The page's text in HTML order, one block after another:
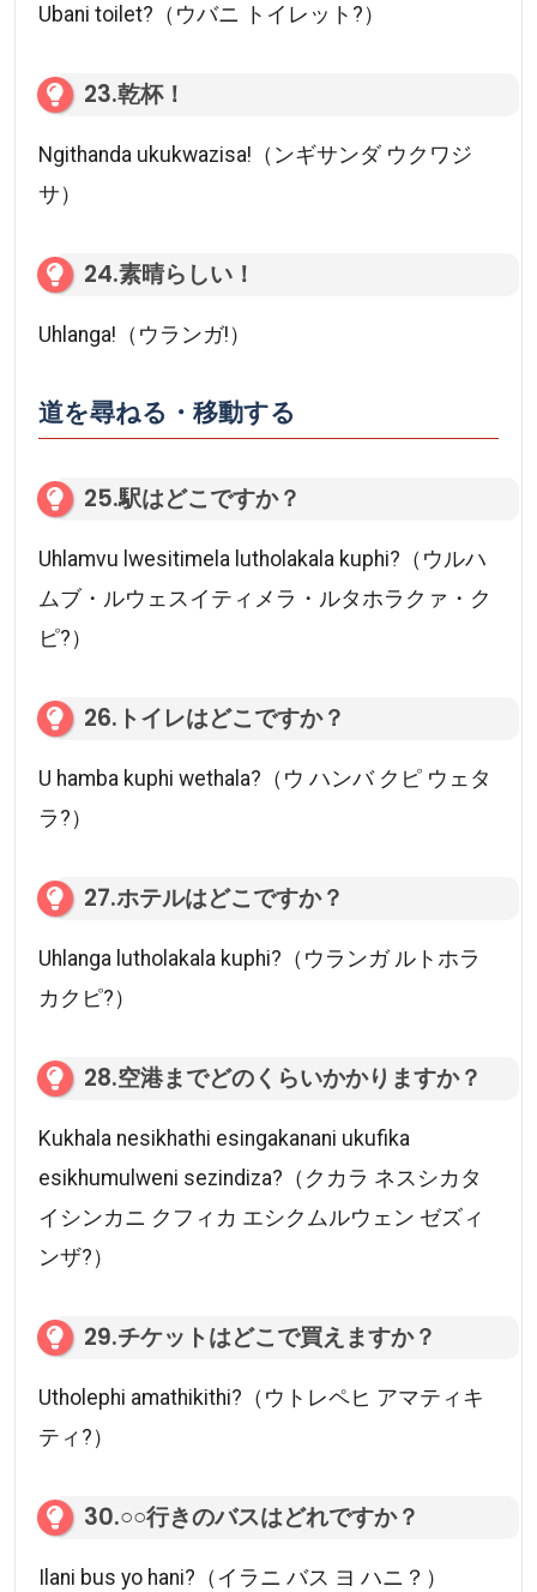
Ubani toilet?（ウバニ トイレット?）
23.乾杯！
Ngithanda ukukwazisa!（ンギサンダ ウクワジ
サ）
24.素晴らしい！
Uhlanga!（ウランガ!）
道を尋ねる・移動する
25.駅はどこですか？
Uhlamvu lwesitimela lutholakala kuphi?（ウルハ
ムブ・ルウェスイティメラ・ルタホラクァ・ク
ピ?）
26.トイレはどこですか？
U hamba kuphi wethala?（ウ ハンバ クピ ウェタ
ラ?）
27.ホテルはどこですか？
Uhlanga lutholakala kuphi?（ウランガ ルトホラ
カクピ?）
28.空港までどのくらいかかりますか？
Kukhala nesikhathi esingakanani ukufika
esikhumulweni sezindiza?（クカラ ネスシカタ
イシンカニ クフィカ エシクムルウェン ゼズィ
ンザ?）
29.チケットはどこで買えますか？
Utholephi amathikithi?（ウトレペヒ アマティキ
ティ?）
30.○○行きのバスはどれですか？
Ilani bus yo hani?（イラニ バス ヨ ハニ？）